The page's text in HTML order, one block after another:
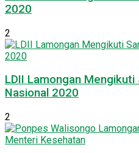
2020
2
LDII Lamongan
Nasional 2020
2